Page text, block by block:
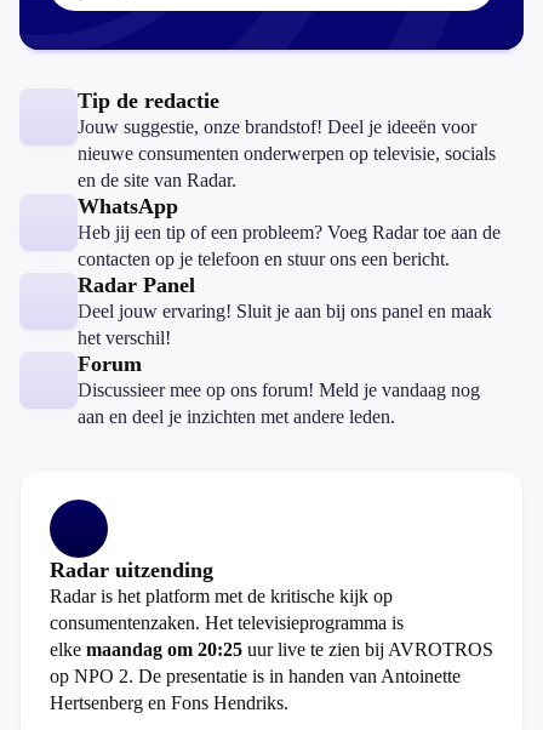
Tip de redactie
Jouw suggestie, onze brandstof! Deel je ideeën voor
nieuwe consumenten onderwerpen op televisie, socials
en de site van Radar.
WhatsApp
Heb jij een tip of een probleem? Voeg Radar toe aan de
contacten op je telefoon en stuur ons een bericht.
Radar Panel
Deel jouw ervaring! Sluit je aan bij ons panel en maak
het verschil!
Forum
Discussieer mee op ons forum! Meld je vandaag nog
aan en deel je inzichten met andere leden.
Radar uitzending
Radar is het platform met de kritische kijk op
consumentenzaken. Het televisieprogramma is
elke maandag om 20:25 uur live te zien bij AVROTROS
op NPO 2. De presentatie is in handen van Antoinette
Hertsenberg en Fons Hendriks.